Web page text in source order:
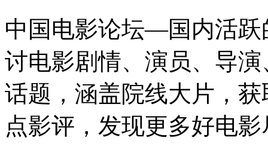
中国电影论坛—国内活跃
讨电影剧情、演员、导
话题，涵盖院线大片，
点影评，发现更多好电